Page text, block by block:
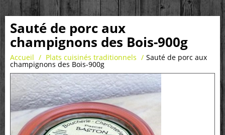
Sauté de porc aux
champignons des Bois-900g
Accueil / Plats cuisinés traditionnels / Sauté de porc aux
champignons des Bois-900g